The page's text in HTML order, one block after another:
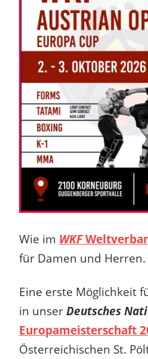
Wie im WKF
für Damen und Herren.
Eine erste Möglichkeit
in unser Deutsches
Europameisterschaft
Österreichischen St.